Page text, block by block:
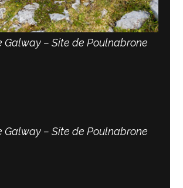
Galway – Site de Poulnabrone
Galway – Site de Poulnabrone